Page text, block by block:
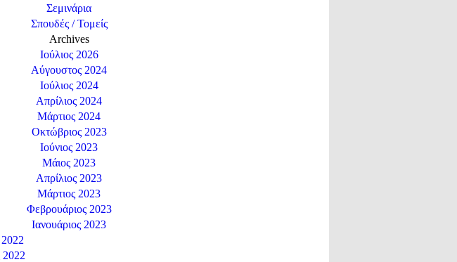
Σεμινάρια
Σπουδές / Τομείς
Archives
Ιούλιος 2026
Αύγουστος 2024
Ιούλιος 2024
Απρίλιος 2024
Μάρτιος 2024
Οκτώβριος 2023
Ιούνιος 2023
Μάιος 2023
Απρίλιος 2023
Μάρτιος 2023
Φεβρουάριος 2023
Ιανουάριος 2023
2022